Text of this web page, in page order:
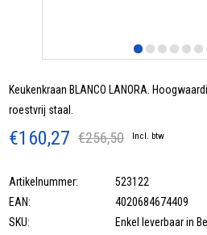
Keukenkraan BLANCO LANORA.
roestvrij staal.
€160,27 €256,50 Incl. btw
Artikelnummer:
523122
EAN:
4020684674409
SKU:
Enkel leverbaar in